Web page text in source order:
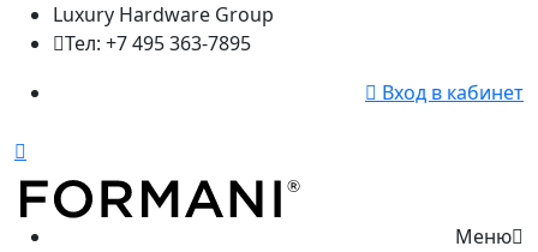
Luxury Hardware Group
Тел: +7 495 363-7895
Вход в кабинет
Меню